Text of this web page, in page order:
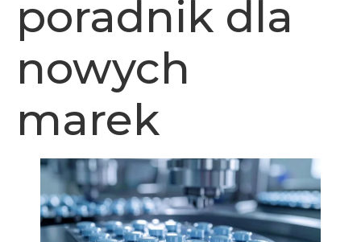
poradnik dla
nowych
marek